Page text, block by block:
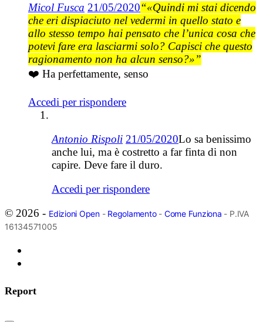
Micol Fusca 21/05/2020“«Quindi mi stai dicendo
che eri dispiaciuto nel vedermi in quello stato e
allo stesso tempo hai pensato che l’unica cosa che
potevi fare era lasciarmi solo? Capisci che questo
ragionamento non ha alcun senso?»”
❤️ Ha perfettamente, senso
Accedi per rispondere
Antonio Rispoli 21/05/2020Lo sa benissimo
anche lui, ma è costretto a far finta di non
capire. Deve fare il duro.
Accedi per rispondere
© 2026 - Edizioni Open- Regolamento- Come Funziona - P.IVA
16134571005
Report